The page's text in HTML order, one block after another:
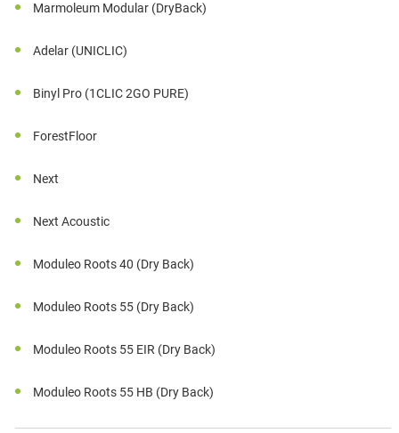
Marmoleum Modular (DryBack)
Adelar (UNICLIC)
Binyl Pro (1CLIC 2GO PURE)
ForestFloor
Next
Next Acoustic
Moduleo Roots 40 (Dry Back)
Moduleo Roots 55 (Dry Back)
Moduleo Roots 55 EIR (Dry Back)
Moduleo Roots 55 HB (Dry Back)